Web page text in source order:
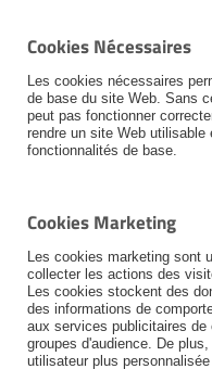
Fabricant
Cookies Nécessaires
Les cookies nécessaires
de base du site Web. Sans
peut pas fonctionner
rendre un site Web utilisable
fonctionnalités de base.
Cookies Marketing
Les cookies marketing sont
collecter les actions des
Les cookies stockent des
des informations de
aux services publicitaires de
groupes d'audience. De
utilisateur plus